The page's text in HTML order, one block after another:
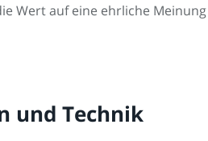
Wert auf eine ehrliche
und Technik